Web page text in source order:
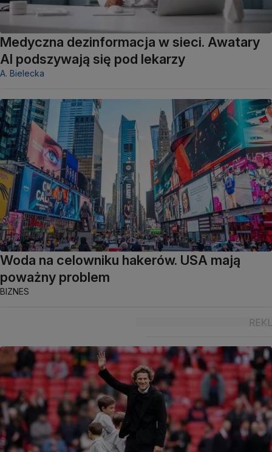
Medyczna dezinformacja w sieci. Awatary
AI podszywają się pod lekarzy
A. Bielecka
Woda na celowniku hakerów. USA mają
poważny problem
BIZNES